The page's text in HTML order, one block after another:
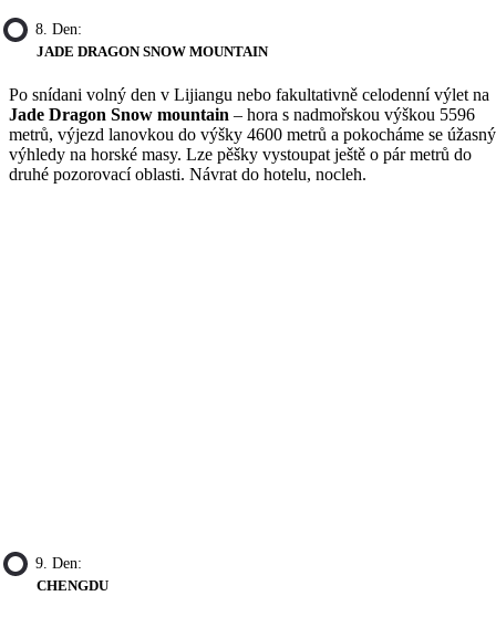
8. Den:
JADE DRAGON SNOW MOUNTAIN
Po snídani volný den v Lijiangu nebo fakultativně celodenní výlet na
Jade Dragon Snow mountain – hora s nadmořskou výškou 5596
metrů, výjezd lanovkou do výšky 4600 metrů a pokocháme se
výhledy na horské masy. Lze pěšky vystoupat ještě o pár metrů do
druhé pozorovací oblasti. Návrat do hotelu, nocleh.
9. Den:
CHENGDU